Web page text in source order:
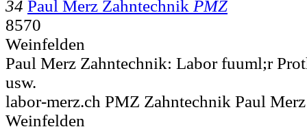
34 Paul Merz Zahntechnik PMZ
8570
Weinfelden
Paul Merz Zahntechnik: Labor fuuml;r
usw.
labor-merz.ch PMZ Zahntechnik Paul
Weinfelden